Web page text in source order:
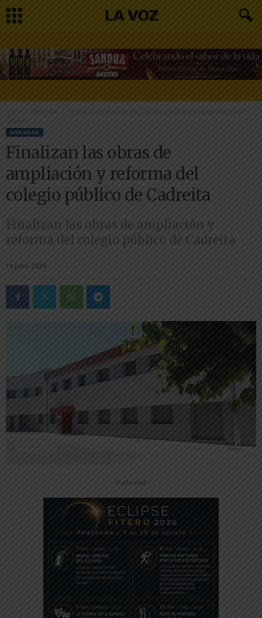
Inicio
Finalizan las obras de ampliación y reforma del colegio público de
Cadreita
MERINDAD
Finalizan las obras de
ampliación y reforma del
colegio público de Cadreita
Finalizan las obras de ampliación y
reforma del colegio público de Cadreita
16 julio, 2024
-- Publicidad --